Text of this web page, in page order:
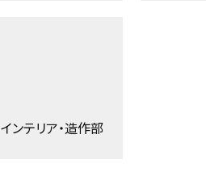
インテリア・造作部